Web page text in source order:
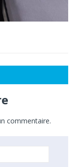
commentaire.